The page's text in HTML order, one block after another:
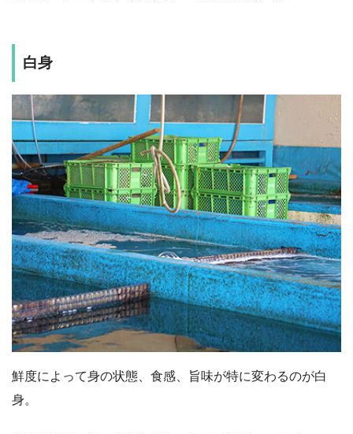
白身
鮮度によって身の状態、食感、旨味が特に変わるのが白
身。